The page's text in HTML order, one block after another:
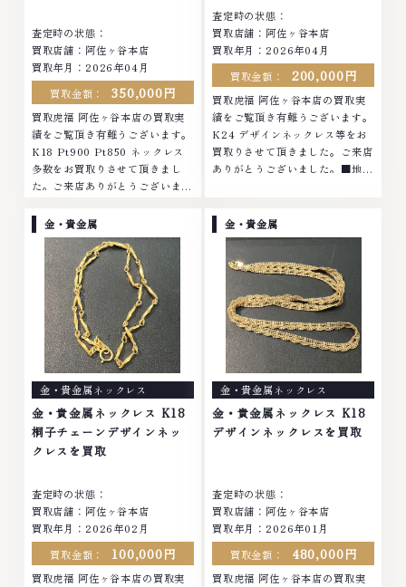
査定時の状態：
買取店舗：阿佐ヶ谷本店
買取年月：2026年04月
買取金額：
350,000円
買取虎福 阿佐ヶ谷本店の買取実
績をご覧頂き有難うございます。
K18 Pt900 Pt850 ネックレス
多数をお買取りさせて頂きまし
た。ご来店ありがとうございまし
ラチナ ダイヤモンド ブランド品
ブランド衣類 お酒買取りのこと
なら、お任せくださいなかでも
金・プラチナ等のアクセサリー・
貴金属・宝石・ダイヤモンド・ジ
ュエリーや ブランド品・時計等
は特に自信を持って、高額査定を
実現しております。 古くて使わ
なくなってしまったアクセサリ
ー、動かなくなってしまった腕時
計、多くのお品物の高価買取りを
実現しており、他店ではお値段の
付かなかったお品物でも、一点一
点丁寧に無料で査定します。お気
軽にご連絡ください。TEL:
～19:00定休日: 年中無休
査定時の状態：
買取店舗：阿佐ヶ谷本店
買取年月：2026年04月
買取金額：
200,000円
買取虎福 阿佐ヶ谷本店の買取実
績をご覧頂き有難うございます。
K24 デザインネックレス等をお
買取りさせて頂きました。ご来店
ありがとうございました。■地域
類 お酒買取りのことなら、お任
せくださいなかでも金・プラチナ
等のアクセサリー・貴金属・宝
石・ダイヤモンド・ジュエリーや
ブランド品・時計等は特に自信を
持って、高額査定を実現しており
ます。 古くて使わなくなってし
まったアクセサリー、動かなくな
ってしまった腕時計、多くのお品
物の高価買取りを実現しており、
他店ではお値段の付かなかったお
品物でも、一点一点丁寧に無料で
査定します。お気軽にご連絡くだ
金・貴金属
金・貴金属ネックレス
金・貴金属ネックレス K18
桐子チェーンデザインネッ
クレスを買取
査定時の状態：
買取店舗：阿佐ヶ谷本店
買取年月：2026年02月
買取金額：
100,000円
買取虎福 阿佐ヶ谷本店の買取実
金・貴金属
金・貴金属ネックレス
金・貴金属ネックレス K18
デザインネックレスを買取
査定時の状態：
買取店舗：阿佐ヶ谷本店
買取年月：2026年01月
買取金額：
480,000円
買取虎福 阿佐ヶ谷本店の買取実